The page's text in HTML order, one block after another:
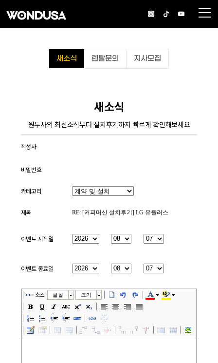
새소식 렌탈문의 지사모집
새소식
원두사의 최신소식부터 설치후기까지 빠르게 확인해보세요
작성자
비밀번호
카테고리
제목
이벤트 시작일
이벤트 종료일
소스 글꼴 크기